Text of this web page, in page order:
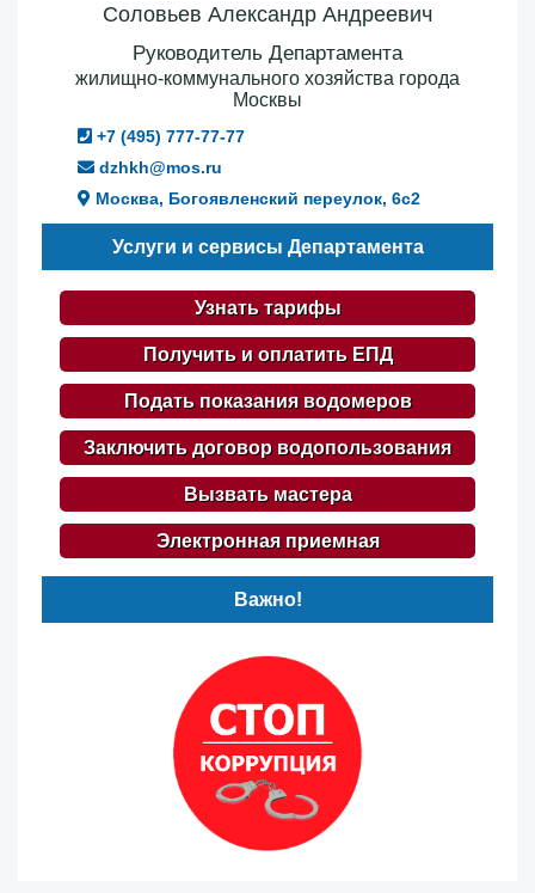
Соловьев Александр Андреевич
Руководитель Департамента
жилищно-коммунального хозяйства города
Москвы
+7 (495) 777-77-77
dzhkh@mos.ru
Москва, Богоявленский переулок, 6с2
Услуги и сервисы Департамента
Узнать тарифы
Получить и оплатить ЕПД
Подать показания водомеров
Заключить договор водопользования
Вызвать мастера
Электронная приемная
Важно!